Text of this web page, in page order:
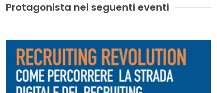
Protagonista nei seguenti eventi